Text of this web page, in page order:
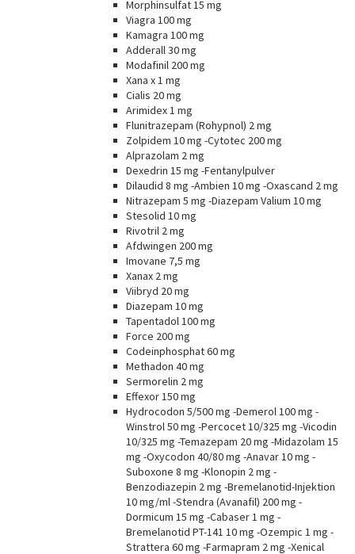
Morphinsulfat 15 mg
Viagra 100 mg
Kamagra 100 mg
Adderall 30 mg
Modafinil 200 mg
Xana x 1 mg
Cialis 20 mg
Arimidex 1 mg
Flunitrazepam (Rohypnol) 2 mg
Zolpidem 10 mg -Cytotec 200 mg
Alprazolam 2 mg
Dexedrin 15 mg -Fentanylpulver
Dilaudid 8 mg -Ambien 10 mg -Oxascand 2 mg
Nitrazepam 5 mg -Diazepam Valium 10 mg
Stesolid 10 mg
Rivotril 2 mg
Afdwingen 200 mg
Imovane 7,5 mg
Xanax 2 mg
Viibryd 20 mg
Diazepam 10 mg
Tapentadol 100 mg
Force 200 mg
Codeinphosphat 60 mg
Methadon 40 mg
Sermorelin 2 mg
Effexor 150 mg
Hydrocodon 5/500 mg -Demerol 100 mg -
Winstrol 50 mg -Percocet 10/325 mg -Vicodin
10/325 mg -Temazepam 20 mg -Midazolam 15
mg -Oxycodon 40/80 mg -Anavar 10 mg -
Suboxone 8 mg -Klonopin 2 mg -
Benzodiazepin 2 mg -Bremelanotid-Injektion
10 mg/ml -Stendra (Avanafil) 200 mg -
Dormicum 15 mg -Cabaser 1 mg -
Bremelanotid PT-141 10 mg -Ozempic 1 mg -
Strattera 60 mg -Farmapram 2 mg -Xenical